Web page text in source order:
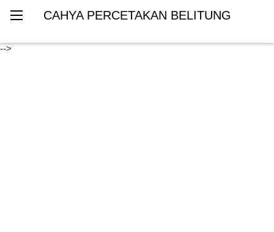
-->
CAHYA PERCETAKAN BELITUNG